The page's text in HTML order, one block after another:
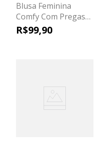
Blusa Feminina
Comfy Com Pregas
Marialícia Bege
R$99,90